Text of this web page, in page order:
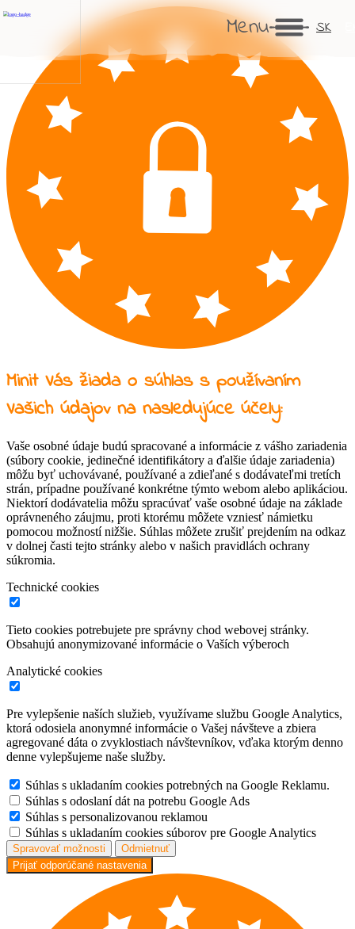
Minit Vás žiada o súhlas s používaním
Vašich údajov na nasledujúce účely:
Vaše osobné údaje budú spracované a informácie z vášho zariadenia
(súbory cookie, jedinečné identifikátory a ďalšie údaje zariadenia)
môžu byť uchovávané, používané a zdieľané s dodávateľmi tretích
strán, prípadne používané konkrétne týmto webom alebo aplikáciou.
Niektorí dodávatelia môžu spracúvať vaše osobné údaje na základe
oprávneného záujmu, proti ktorému môžete vzniesť námietku
pomocou možností nižšie. Súhlas môžete zrušiť prejdením na odkaz
v dolnej časti tejto stránky alebo v našich pravidlách ochrany
súkromia.
Technické cookies
Tieto cookies potrebujete pre správny chod webovej stránky.
Obsahujú anonymizované informácie o Vaších výberoch
Analytické cookies
Pre vylepšenie naších služieb, využívame službu Google Analytics,
ktorá odosiela anonymné informácie o Vašej návšteve a zbiera
agregované dáta o zvyklostiach návštevníkov, vďaka ktorým denno
denne vylepšujeme naše služby.
Súhlas s ukladaním cookies potrebných na Google Reklamu.
Súhlas s odoslaní dát na potrebu Google Ads
Súhlas s personalizovanou reklamou
Súhlas s ukladaním cookies súborov pre Google Analytics
Spravovať možnosti
Odmietnuť
Prijať odporúčané nastavenia
Menu SK